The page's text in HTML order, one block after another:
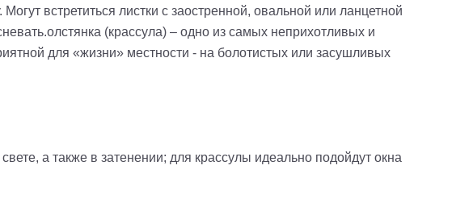
встретиться листки с заостренной, овальной или ланцетной
(крассула) – одно из самых неприхотливых и
для «жизни» местности - на болотистых или засушливых
а также в затенении; для крассулы идеально подойдут окна